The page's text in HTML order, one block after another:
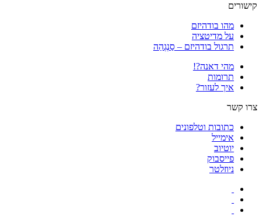
קישורים
מהו בודהיזם
על מדיטציה
תרגול בודהיזם – סַנְגְהַה
מהי דאנה?!
תרומות
איך לעזור?
צרו קשר
כתובות וטלפונים
אימייל
יוטיוב
פייסבוק
ניוזלטר